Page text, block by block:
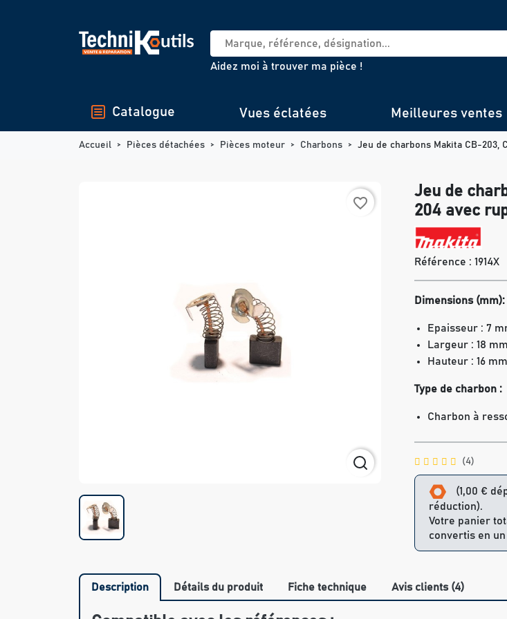
Aidez moi à trouver ma pièce !
Catalogue Vues éclatées Meilleures ventes
Accueil Pièces détachées Pièces moteur Charbons Jeu de charbons Makita CB-203,
favorite_border
Jeu de
204 avec
Référence : 1914X
Dimensions (mm):
Epaisseur : 7
Largeur : 18 mm
Hauteur : 16 mm
Type de charbon :
Charbon à
(4)
(1,00 €
réduction).
Votre panier
convertis en
Description Détails du produit Fiche technique Avis clients (4)